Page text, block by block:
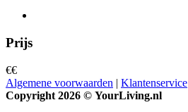
Prijs
€€
Algemene voorwaarden | Klantenservice
Copyright 2026 © YourLiving.nl